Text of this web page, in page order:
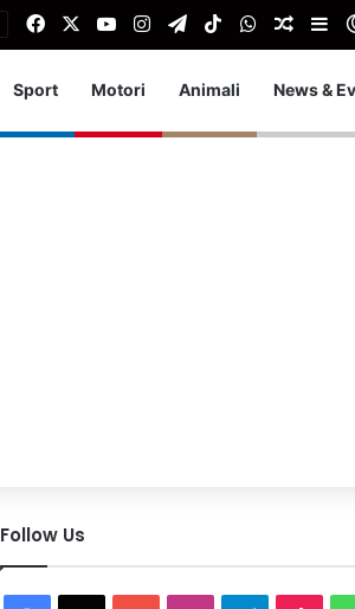
FacebookYou TubeInstagram
TelegramTikTokWhatsApp
Sport Motori Animali News &
Follow Us